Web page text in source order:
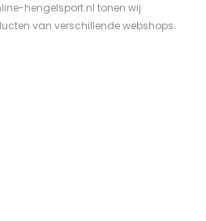
hengelsport.nl tonen wij
van verschillende webshops.